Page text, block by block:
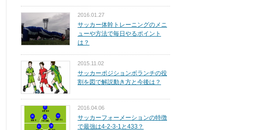
2016.01.27
サッカー体幹トレーニングのメニ
ューや方法で毎日やるポイント
は？
2015.11.02
サッカーポジションボランチの役
割を図で解説動き方と今後は？
2016.04.06
サッカーフォーメーションの特徴
で最強は4-2-3-1と433？